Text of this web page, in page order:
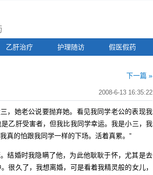
乙肝治疗 护理随访 假医假药
下一篇 »
2008-6-13 16:35:22
她老公说要抛弃她。看见我同学老公的表现我
乙肝受害者，但我比我同学幸运。我是小三，我
真的怕跟我同学一样的下场。活着真累。”
婚时我隐瞒了他，为此他耿耿于怀，尤其是去
很久了，我想离婚，可是看着我精灵般的女儿，